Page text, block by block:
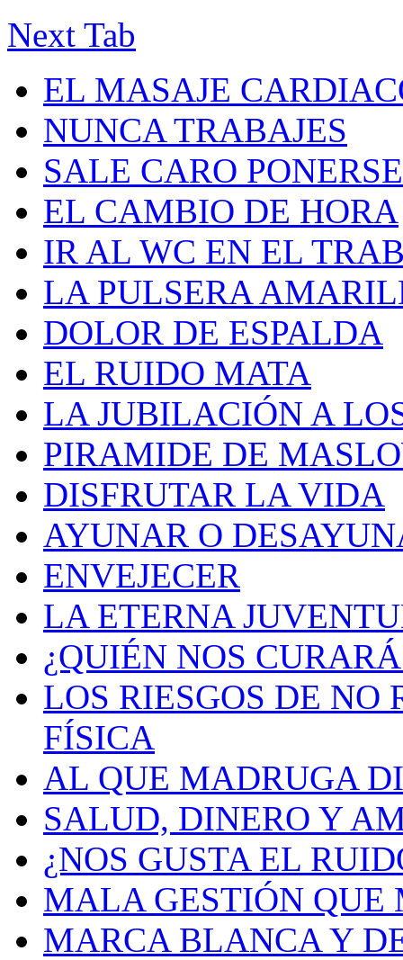
Next Tab
EL MASAJE
NUNCA TRABAJES
SALE CARO
EL CAMBIO DE HORA
IR AL WC EN EL
LA PULSERA
DOLOR DE ESPALDA
EL RUIDO MATA
LA JUBILACIÓN A
PIRAMIDE DE
DISFRUTAR LA VIDA
AYUNAR O
ENVEJECER
LA ETERNA
¿QUIÉN NOS
LOS RIESGOS DE
FÍSICA
AL QUE MADRUGA
SALUD, DINERO Y
¿NOS GUSTA EL
MALA GESTIÓN QUE
MARCA BLANCA Y